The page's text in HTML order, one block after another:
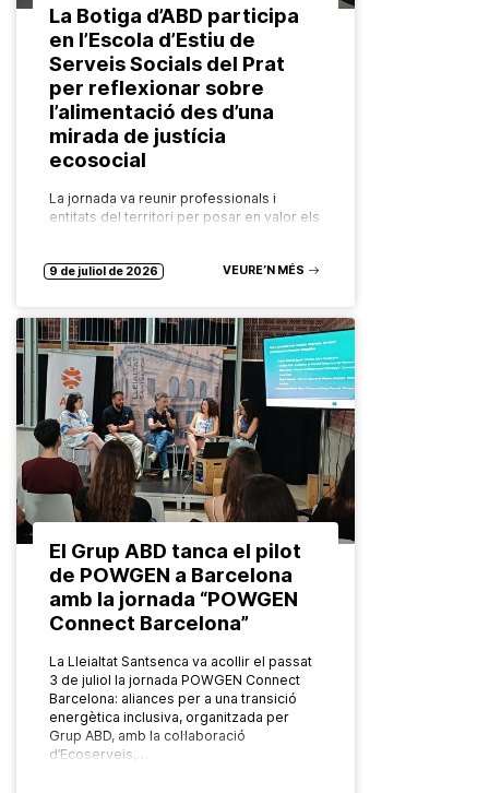
La Botiga d’ABD participa
en l’Escola d’Estiu de
Serveis Socials del Prat
per reflexionar sobre
l’alimentació des d’una
mirada de justícia
ecosocial
La jornada va reunir professionals i
entitats del territori per posar en valor els
sostenible i accessible per a tothom.…
9 de juliol de 2026 VEURE’N MÉS
El Grup ABD tanca el pilot
de POWGEN a Barcelona
amb la jornada “POWGEN
Connect Barcelona”
La Lleialtat Santsenca va acollir el passat
3 de juliol la jornada POWGEN Connect
Barcelona: aliances per a una transició
energètica inclusiva, organitzada per
Grup ABD, amb la col·laboració
d’Ecoserveis,…